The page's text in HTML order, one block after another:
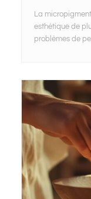
La
esthétique de
problèmes de